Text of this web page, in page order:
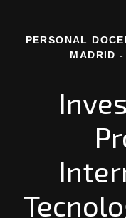
PERSONAL
MADRID -